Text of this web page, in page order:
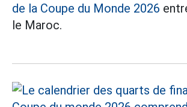
de la Coupe du Monde 2026
le Maroc.